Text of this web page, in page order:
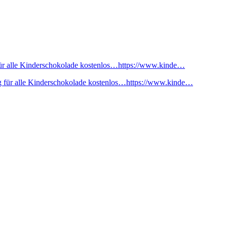
alle Kinderschokolade kostenlos…https://www.kinde…
für alle Kinderschokolade kostenlos…https://www.kinde…